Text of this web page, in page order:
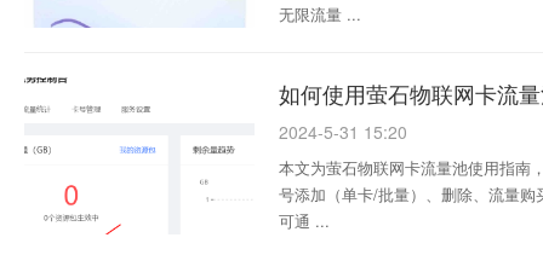
无限流量 ...
如何使用萤石物联网卡流
2024-5-31 15:20
本文为萤石物联网卡流量池使用指南
号添加（单卡/批量）、删除、流量
可通 ...